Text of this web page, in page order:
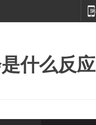
什么反应